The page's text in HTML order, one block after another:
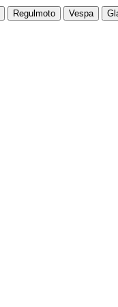
Regulmoto Vespa